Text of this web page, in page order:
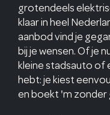
grotendeels
klaar in heel
aanbod vind je
bij je wensen. Of je
kleine stadsauto of
hebt: je kiest
en boekt 'm zonder